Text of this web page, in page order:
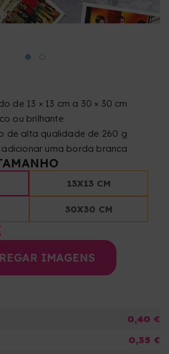
de 13 × 13 cm a 30 × 30 cm
ou brilhante
de alta qualidade de 260 g
uma borda branca
13X13 CM
30X30 CM
IMAGENS
0,40 €
0,35 €